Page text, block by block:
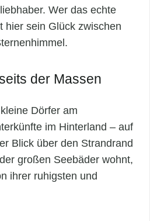
Wer das echte
hier sein Glück zwischen
der Massen
Dörfer am
im Hinterland – auf
Blick über den Strandrand
großen Seebäder wohnt,
ihrer ruhigsten und